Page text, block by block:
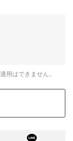
用はできません。